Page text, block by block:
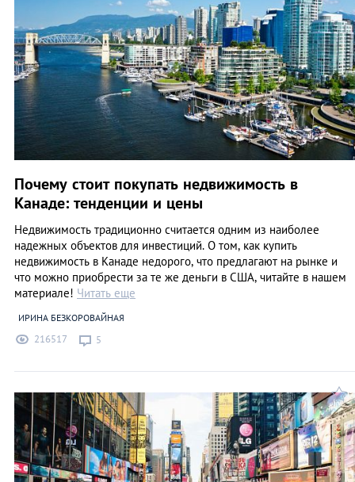
Почему стоит покупать недвижимость в
Канаде: тенденции и цены
Недвижимость традиционно считается одним из наиболее
надежных объектов для инвестиций. О том, как купить
недвижимость в Канаде недорого, что предлагают на рынке и
что можно приобрести за те же деньги в США, читайте в нашем
материале! Читать еще
ИРИНА БЕЗКОРОВАЙНАЯ
216517 5